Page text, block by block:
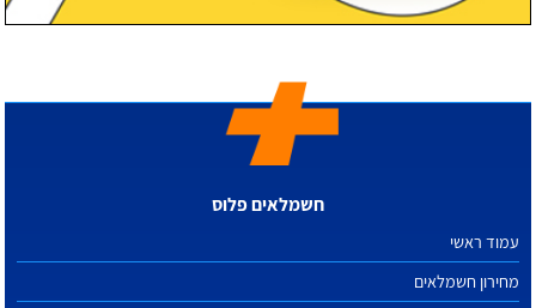
חשמלאים פלוס
עמוד ראשי
מחירון חשמלאים